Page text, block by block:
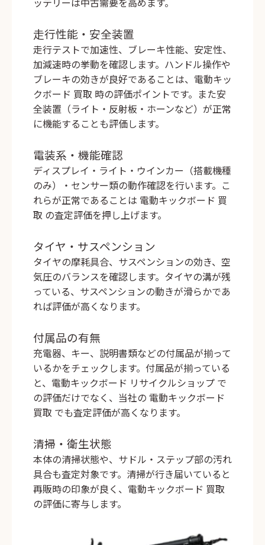
走行性能・安全装置
走行テストで加速性、ブレーキ性能、安定性、
加減速時の挙動を確認します。ハンドル操作や
ブレーキの効きが良好であることは、 電動キッ
クボード 買取 時の評価ポイントです。また安
全装置（ライト・反射板・ホーンなど）が正常
に機能することも評価します。
電装系・機能確認
ディスプレイ・ライト・ウインカー（搭載機種
のみ）・センサー類の動作確認を行います。こ
れらが正常であることは 電動キックボード 買
取 の査定評価を押し上げます。
タイヤ・サスペンション
タイヤの摩耗具合、サスペンションの効き、空
気圧のバランスを確認します。タイヤの溝が残
っている、サスペンションの動きが滑らかであ
れば評価が高くなります。
付属品の有無
充電器、キー、説明書類などの付属品が揃って
いるかをチェックします。付属品が揃っている
と、 電動キックボード リサイクルショップ で
の評価だけでなく、当社の 電動キックボード
買取 でも査定評価が高くなります。
清掃・衛生状態
本体の清掃状態や、サドル・ステップ部の汚れ
具合も査定対象です。清掃が行き届いていると
再販時の印象が良く、 電動キックボード 買取
の評価に寄与します。